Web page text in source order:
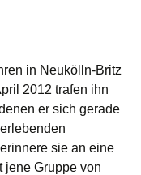
in Neukölln-Britz
2012 trafen ihn
er sich gerade
sie an eine
jene Gruppe von